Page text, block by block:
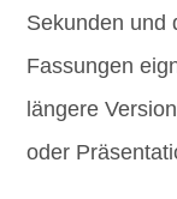
Sekunden und
Fassungen
längere
oder